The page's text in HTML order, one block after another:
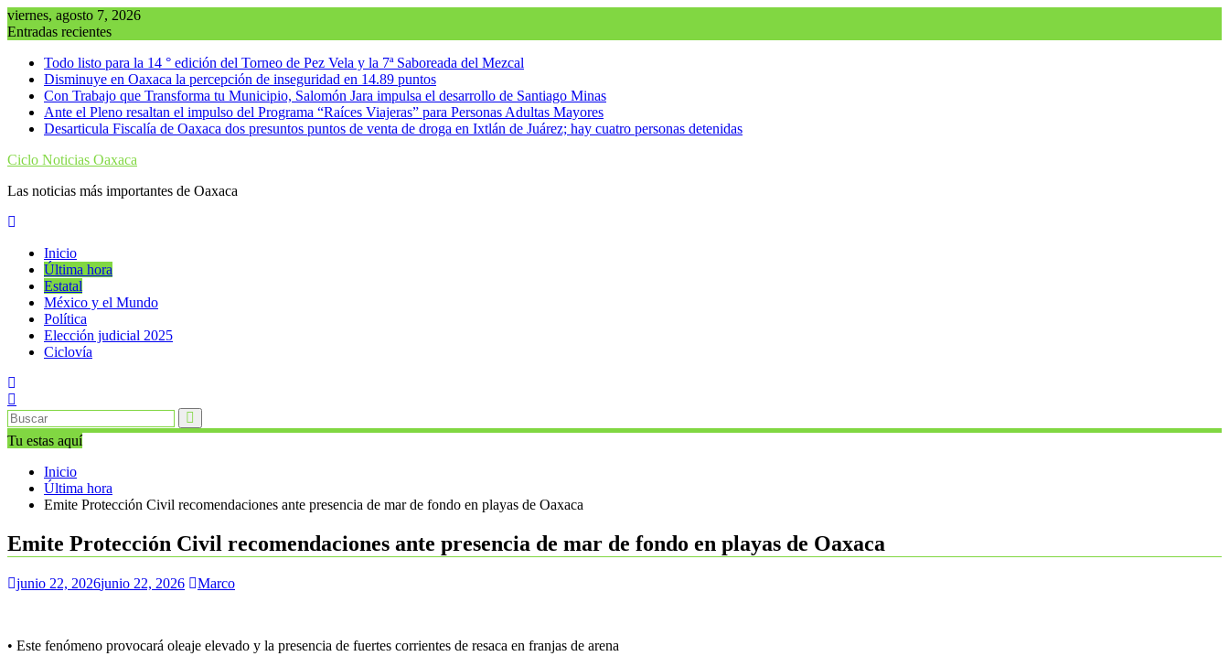
Saltar
al
viernes, agosto 7, 2026
Entradas recientes
Todo listo para la 14 ° edición del Torneo de Pez Vela y la 7ª Saboreada del Mezcal
Disminuye en Oaxaca la percepción de inseguridad en 14.89 puntos
Con Trabajo que Transforma tu Municipio, Salomón Jara impulsa el desarrollo de Santiago Minas
Ante el Pleno resaltan el impulso del Programa “Raíces Viajeras” para Personas Adultas Mayores
Desarticula Fiscalía de Oaxaca dos presuntos puntos de venta de droga en Ixtlán de Juárez; hay cuatro personas detenidas
Ciclo Noticias Oaxaca
Las noticias más importantes de Oaxaca
Inicio
Última hora
Estatal
México y el Mundo
Política
Elección judicial 2025
Ciclovía
Tu estas aquí
Inicio
Última hora
Emite Protección Civil recomendaciones ante presencia de mar de fondo en playas de Oaxaca
Emite Protección Civil recomendaciones ante presencia de mar de fondo en playas de Oaxaca
junio 22, 2026junio 22, 2026 Marco
• Este fenómeno provocará oleaje elevado y la presencia de fuertes corrientes de resaca en franjas de arena